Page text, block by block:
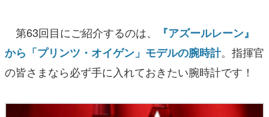
第63回目にご紹介するのは、
『アズールレーン』
から「プリンツ・オイゲン」モデルの腕時計。指揮官
の皆さまなら必ず手に入れておきたい腕時計です！